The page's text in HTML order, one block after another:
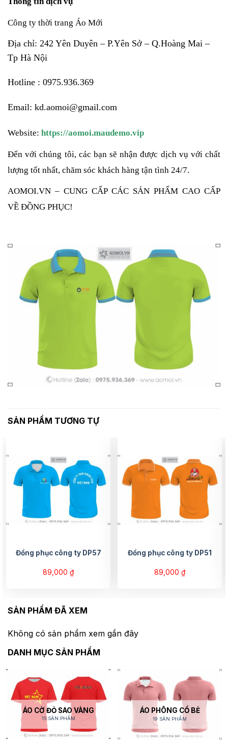
Công ty thời trang Áo Mới
Địa chỉ: 242 Yên Duyên – P.Yên Sở – Q.Hoàng Mai –
Tp Hà Nội
Hotline : 0975.936.369
Email: kd.aomoi@gmail.com
Website: https://aomoi.maudemo.vip
Đến với chúng tôi, các bạn sẽ nhận được dịch vụ với chất
lượng tốt nhất, chăm sóc khách hàng tận tình 24/7.
AOMOI.VN – CUNG CẤP CÁC SẢN PHẨM CAO CẤP
VỀ ĐỒNG PHỤC!
SẢN PHẨM TƯƠNG TỰ
Đồng phục công ty DP57
89,000 ₫
Đồng phục công ty DP51
89,000 ₫
SẢN PHẨM ĐÃ XEM
Không có sản phẩm xem gần đây
DANH MỤC SẢN PHẨM
ÁO CỜ ĐỎ SAO VÀNG
15 SẢN PHẨM
ÁO PHÔNG CỔ BẺ
19 SẢN PHẨM